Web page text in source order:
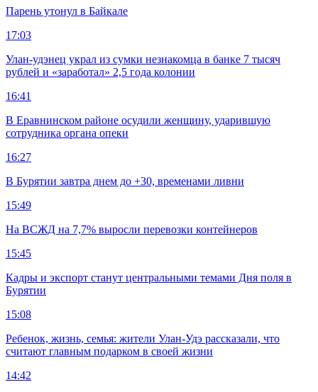
Парень утонул в Байкале
17:03
Улан-удэнец украл из сумки незнакомца в банке 7 тысяч
рублей и «заработал» 2,5 года колонии
16:41
В Еравнинском районе осудили женщину, ударившую
сотрудника органа опеки
16:27
В Бурятии завтра днем до +30, временами ливни
15:49
На ВСЖД на 7,7% выросли перевозки контейнеров
15:45
Кадры и экспорт станут центральными темами Дня поля в
Бурятии
15:08
Ребенок, жизнь, семья: жители Улан-Удэ рассказали, что
считают главным подарком в своей жизни
14:42